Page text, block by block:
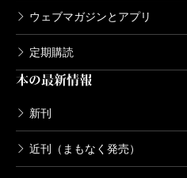
ウェブマガジンとアプリ
定期購読
本の最新情報
新刊
近刊（まもなく発売）